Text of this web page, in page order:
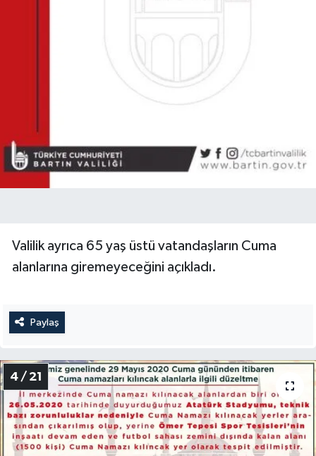
Valilik ayrıca 65 yaş üstü vatandaşların Cuma
alanlarına giremeyeceğini açıkladı.
Paylaş
4 / 21